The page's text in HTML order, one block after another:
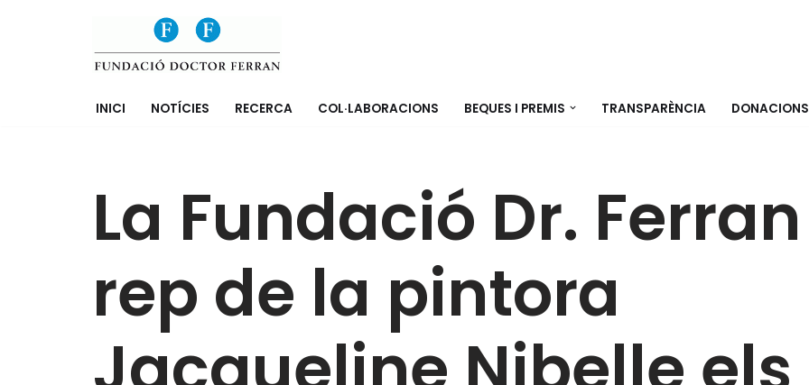
INICI NOTÍCIES RECERCA COL·LABORACIONS BEQUES I PREMIS TRANSPARÈNCIA DONACIONS
La Fundació Dr. Ferran
rep de la pintora